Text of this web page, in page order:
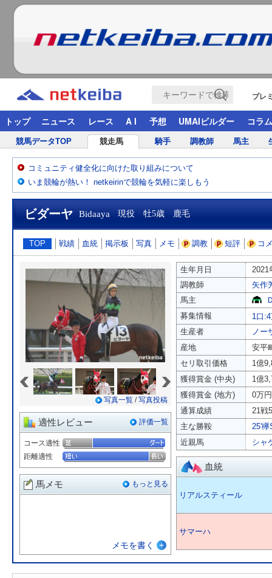
プレ
トップ ニュース レース A I 予想 UMAIビルダー コラム
競馬データTOP 競走馬 騎手 調教師 馬主
コミュニティ健全化に向けた取り組みについて
いま競輪が熱い！ netkeirinで競輪を気軽に楽しもう
ビダーヤ Bidaaya 現役 牡5歳 鹿毛
TOP 戦績 血統 掲示板 写真 メモ 調教 短評 コ
写真一覧 /写真投稿
適性レビュー 評価一覧
コース適性
距離適性
馬メモ もっと見る
メモを書く
生年月日
2021
調教師
矢作
馬主
募集情報
1口
生産者
ノー
産地
安平
セリ取引価格
1億
獲得賞金 (中央)
1億
獲得賞金 (地方)
0万円
通算成績
21戦
主な勝鞍
25'欅
近親馬
シャ
血統
リアルスティール
サマーハ